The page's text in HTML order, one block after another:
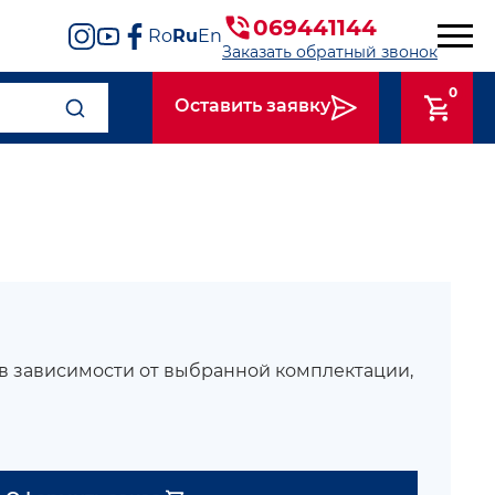
RoRuEn 069441144
Заказать обратный звонок
Оставить заявку
0
зависимости от выбранной комплектации,